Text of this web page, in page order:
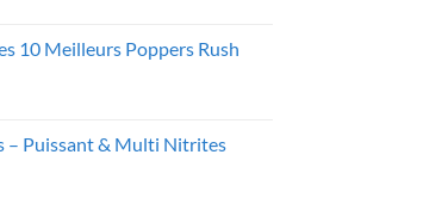
10 Meilleurs Poppers Rush
– Puissant & Multi Nitrites